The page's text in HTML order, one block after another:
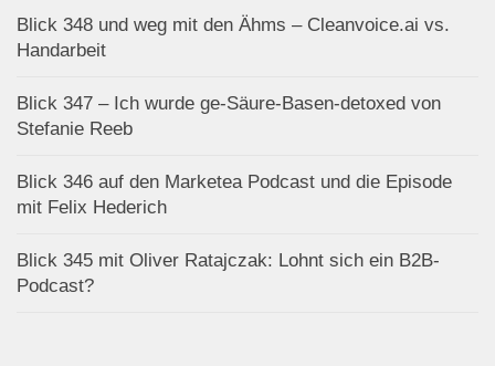
Blick 348 und weg mit den Ähms – Cleanvoice.ai vs.
Handarbeit
Blick 347 – Ich wurde ge-Säure-Basen-detoxed von
Stefanie Reeb
Blick 346 auf den Marketea Podcast und die Episode
mit Felix Hederich
Blick 345 mit Oliver Ratajczak: Lohnt sich ein B2B-
Podcast?